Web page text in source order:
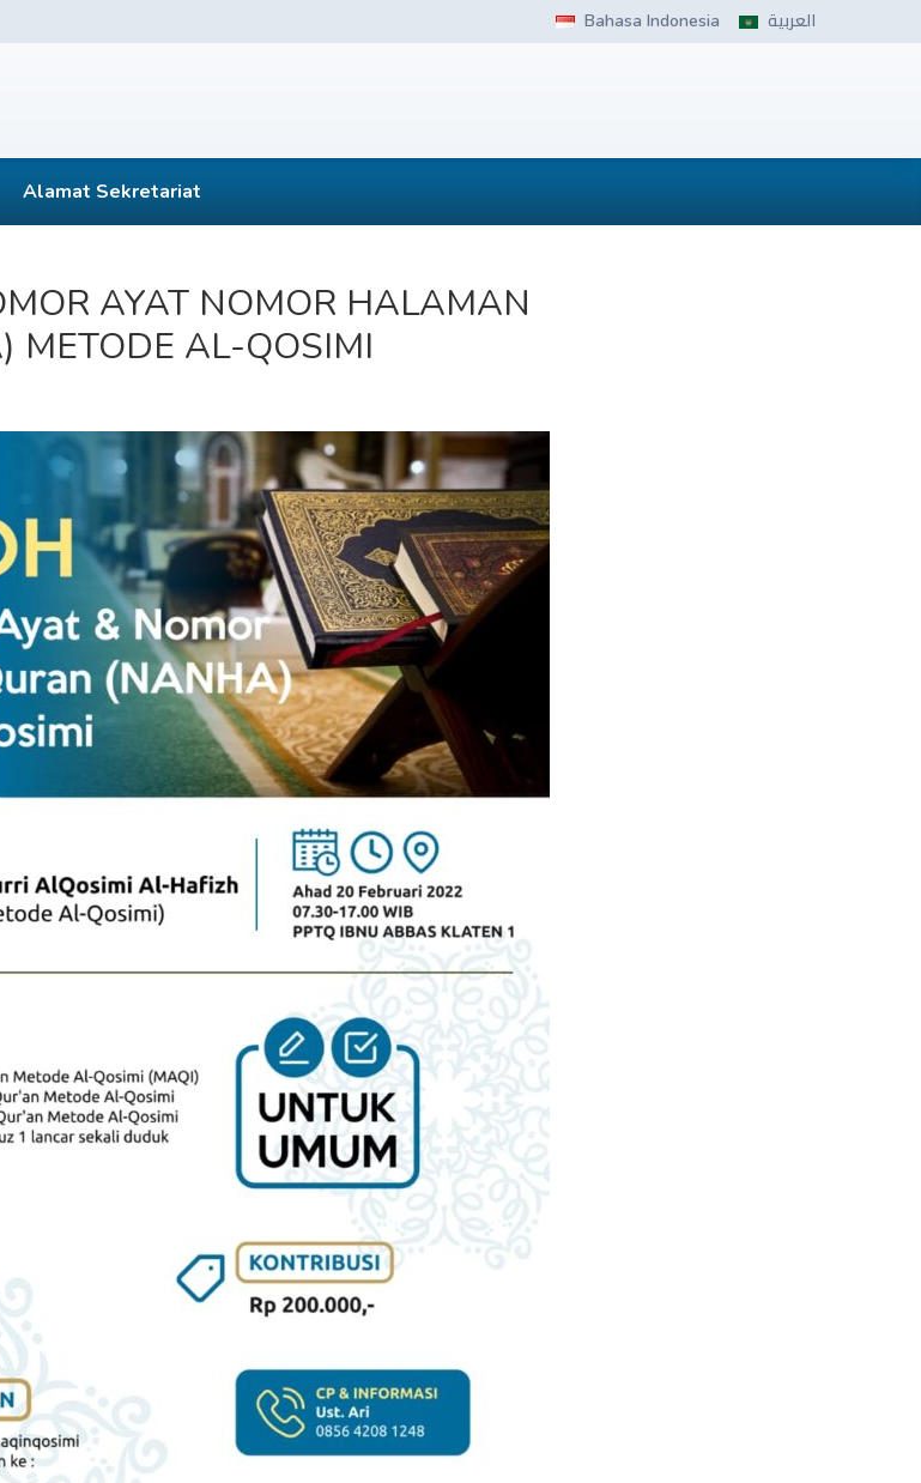
Bahasa Indonesia العربية
Alamat Sekretariat
AYAT NOMOR HALAMAN
AL-QOSIMI